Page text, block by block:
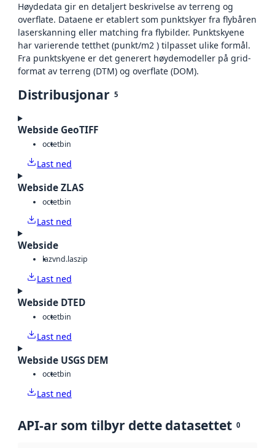
Høydedata gir en detaljert beskrivelse av terreng og
overflate. Dataene er etablert som punktskyer fra flybåren
laserskanning eller matching fra flybilder. Punktskyene
har varierende tetthet (punkt/m2 ) tilpasset ulike formål.
Fra punktskyene er det generert høydemodeller på grid-
format av terreng (DTM) og overflate (DOM).
Distribusjonar 5
Webside GeoTIFF
octetbin
Last ned
Webside ZLAS
octetbin
Last ned
Webside
lazvnd.laszip
Last ned
Webside DTED
octetbin
Last ned
Webside USGS DEM
octetbin
Last ned
API-ar som tilbyr dette datasettet 0